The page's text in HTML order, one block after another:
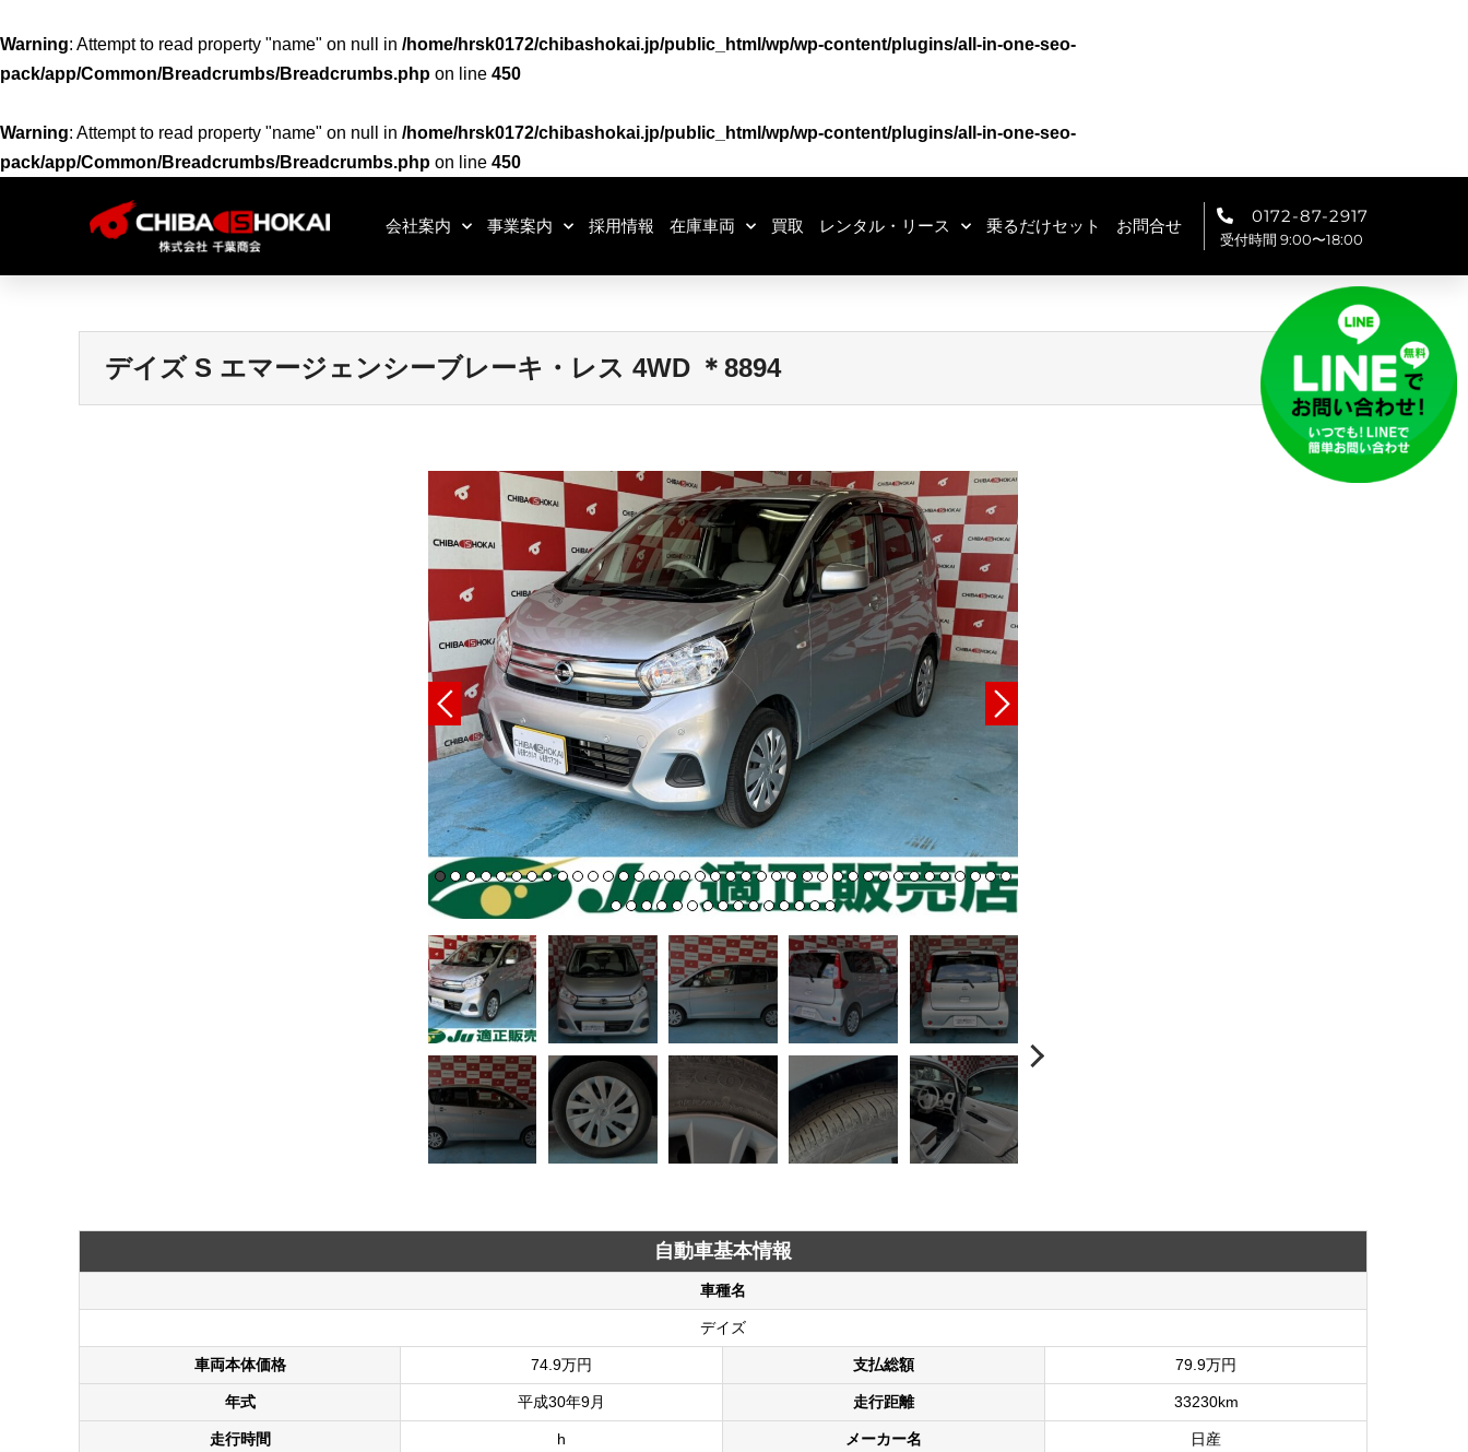
Warning: Attempt to read property "name" on null in /home/hrsk0172/chibashokai.jp/public_html/wp/wp-content/plugins/all-in-one-seo-
pack/app/Common/Breadcrumbs/Breadcrumbs.php on line 450
Warning: Attempt to read property "name" on null in /home/hrsk0172/chibashokai.jp/public_html/wp/wp-content/plugins/all-in-one-seo-
pack/app/Common/Breadcrumbs/Breadcrumbs.php on line 450
会社案内 事業案内 採用情報 在庫車両 買取 レンタル・リース 乗るだけセット お問合せ 0172-87-2917
受付時間 9:00〜18:00
デイズ S エマージェンシーブレーキ・レス 4WD ＊8894
自動車基本情報
車種名
デイズ
車両本体価格 74.9万円 支払総額 79.9万円
年式 平成30年9月 走行距離 33230km
走行時間 h メーカー名 日産